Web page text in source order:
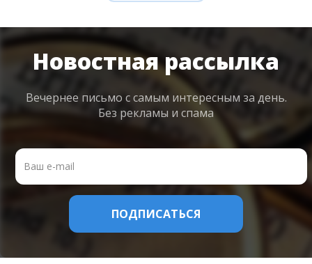
Новостная рассылка
Вечернее письмо с самым интересным за день.
Без рекламы и спама